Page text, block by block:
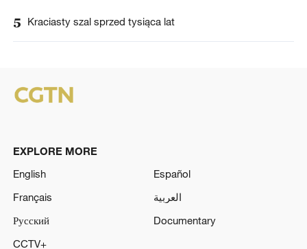
5 Kraciasty szal sprzed tysiąca lat
EXPLORE MORE
English
Español
Français
العربية
Русский
Documentary
CCTV+